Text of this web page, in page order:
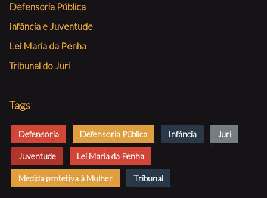
Defensoria Pública
Infância e Juventude
Lei Maria da Penha
Tribunal do Juri
Tags
Defensoria Defensoria Pública Infância Juri
Juventude Lei Maria da Penha
Medida protetiva à Mulher Tribunal